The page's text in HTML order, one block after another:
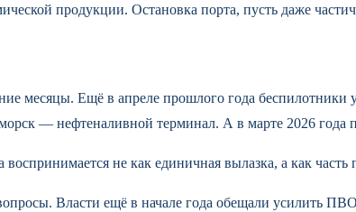
продукции. Остановка порта, пусть даже
месяцы. Ещё в апреле прошлого года
— нефтеналивной терминал. А в марте 2026
не как единичная вылазка, а как
Власти ещё в начале года обещали усилить